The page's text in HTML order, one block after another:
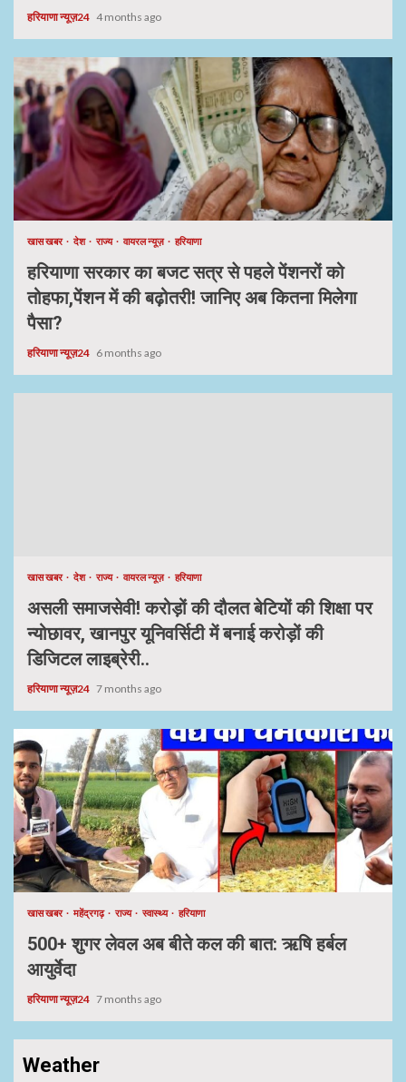
हरियाणा न्यूज़24 4 months ago
खास खबर देश राज्य वायरल न्यूज़ हरियाणा
हरियाणा सरकार का बजट सत्र से पहले पेंशनरों को
तोहफा,पेंशन में की बढ़ोतरी! जानिए अब कितना मिलेगा
पैसा?
हरियाणा न्यूज़24 6 months ago
खास खबर देश राज्य वायरल न्यूज़ हरियाणा
असली समाजसेवी! करोड़ों की दौलत बेटियों की शिक्षा पर
न्योछावर, खानपुर यूनिवर्सिटी में बनाई करोड़ों की
डिजिटल लाइब्रेरी..
हरियाणा न्यूज़24 7 months ago
खास खबर महेंद्रगढ़ राज्य स्वास्थ्य हरियाणा
500+ शुगर लेवल अब बीते कल की बात: ऋषि हर्बल
आयुर्वेदा
हरियाणा न्यूज़24 7 months ago
Weather